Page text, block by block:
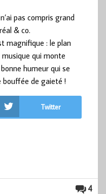
pas compris grand
& co.
magnifique : le plan
qui monte
humeur qui se
de gaieté !
Twitter
4